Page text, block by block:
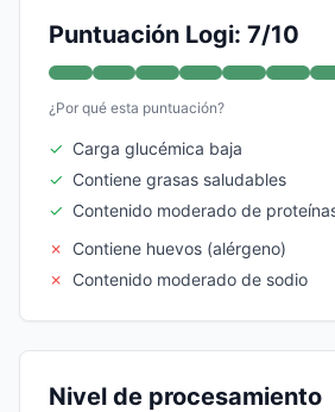
Puntuación Logi: 7/10
¿Por qué esta puntuación?
✓ Carga glucémica baja
✓ Contiene grasas saludables
✓ Contenido moderado de
✗
Contiene huevos (alérgeno)
✗
Contenido moderado de sodio
Nivel de procesamiento